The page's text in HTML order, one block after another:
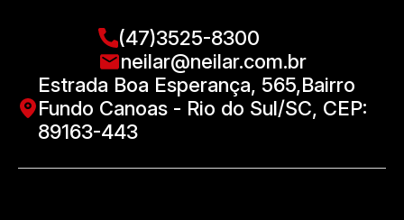
(47)3525-8300
neilar@neilar.com.br
Estrada Boa Esperança, 565,Bairro
Fundo Canoas - Rio do Sul/SC, CEP:
89163-443